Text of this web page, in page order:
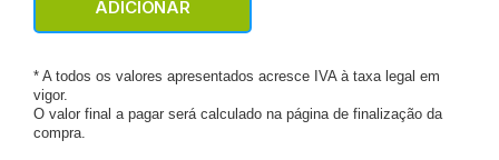
ADICIONAR
* A todos os valores apresentados acresce IVA à taxa legal em
vigor.
O valor final a pagar será calculado na página de finalização da
compra.